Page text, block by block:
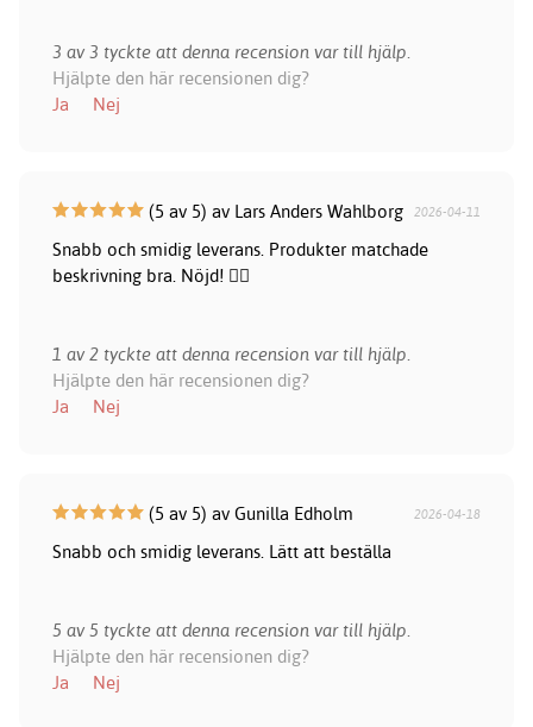
3 av 3 tyckte att denna recension var till hjälp.
Hjälpte den här recensionen dig?
Ja
Nej
(5 av 5) av Lars Anders Wahlborg 2026-04-11
Snabb och smidig leverans. Produkter matchade
beskrivning bra. Nöjd! 👍🏻
1 av 2 tyckte att denna recension var till hjälp.
Hjälpte den här recensionen dig?
Ja
Nej
(5 av 5) av Gunilla Edholm 2026-04-18
Snabb och smidig leverans. Lätt att beställa
5 av 5 tyckte att denna recension var till hjälp.
Hjälpte den här recensionen dig?
Ja
Nej